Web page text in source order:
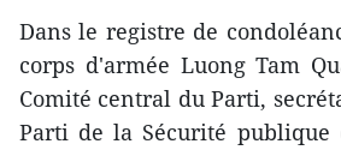
Dans le registre de
corps d'armée Luong Tam
Comité central du Parti,
Parti de la Sécurité